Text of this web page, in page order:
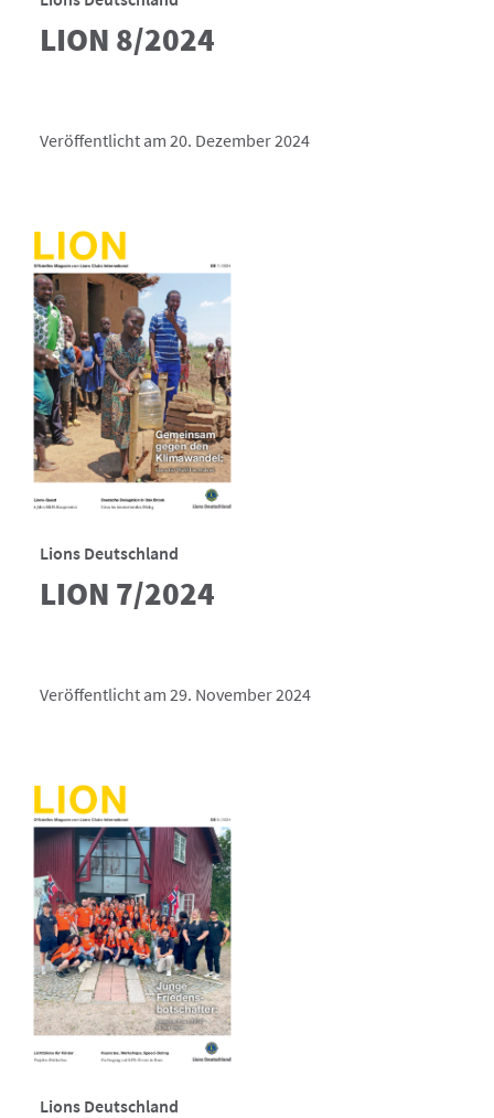
LION 8/2024
Veröffentlicht am 20. Dezember 2024
Lions Deutschland
LION 7/2024
Veröffentlicht am 29. November 2024
Lions Deutschland